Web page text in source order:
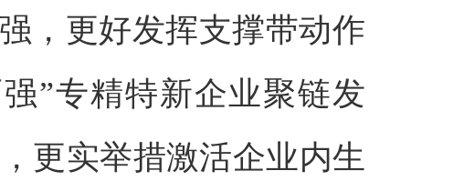
，更好发挥支撑带动作
”专精特新企业聚链发
更实举措激活企业内生